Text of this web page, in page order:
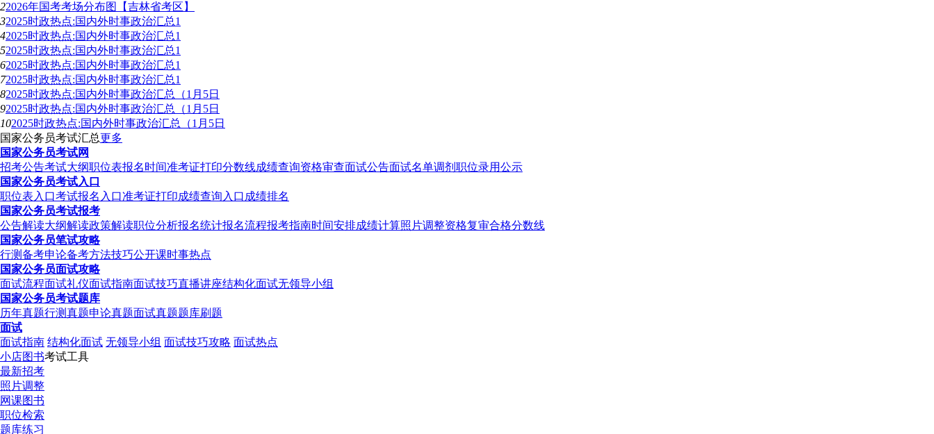
22026年国考考场分布图【吉林省考区】
32025时政热点:国内外时事政治汇总1
42025时政热点:国内外时事政治汇总1
52025时政热点:国内外时事政治汇总1
62025时政热点:国内外时事政治汇总1
72025时政热点:国内外时事政治汇总1
82025时政热点:国内外时事政治汇总（1月5日
92025时政热点:国内外时事政治汇总（1月5日
102025时政热点:国内外时事政治汇总（1月5日
国家公务员考试汇总更多
国家公务员考试网
招考公告考试大纲职位表报名时间准考证打印分数线成绩查询资格审查面试公告面试名单调剂职位录用公示
国家公务员考试入口
职位表入口考试报名入口准考证打印成绩查询入口 成绩排名
国家公务员考试报考
公告解读大纲解读政策解读职位分析报名统计报名流程报考指南时间安排成绩计算照片调整资格复审合格分数线
国家公务员笔试攻略
行测备考申论备考方法技巧公开课时事热点
国家公务员面试攻略
面试流程面试礼仪面试指南面试技巧直播讲座结构化面试无领导小组
国家公务员考试题库
历年真题行测真题申论真题面试真题题库刷题
面试
面试指南 结构化面试 无领导小组 面试技巧攻略 面试热点
小店图书考试工具
最新招考
照片调整
网课图书
职位检索
题库练习